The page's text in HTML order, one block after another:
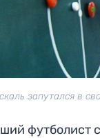
запутался в
футболист